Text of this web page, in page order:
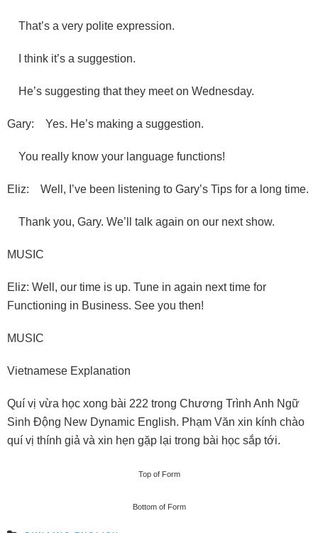
That’s a very polite expression.
I think it’s a suggestion.
He’s suggesting that they meet on Wednesday.
Gary: Yes. He’s making a suggestion.
You really know your language functions!
Eliz: Well, I’ve been listening to Gary’s Tips for a long time.
Thank you, Gary. We’ll talk again on our next show.
MUSIC
Eliz: Well, our time is up. Tune in again next time for
Functioning in Business. See you then!
MUSIC
Vietnamese Explanation
Quí vị vừa học xong bài 222 trong Chương Trình Anh Ngữ
Sinh Ðộng New Dynamic English. Phạm Văn xin kính chào
quí vị thính giả và xin hẹn gặp lại trong bài học sắp tới.
Top of Form
Bottom of Form